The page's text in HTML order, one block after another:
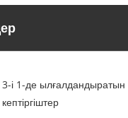
3-і 1-де ылғалдандыратын
кептіргіштер